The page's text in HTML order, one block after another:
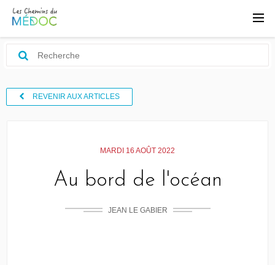
REVENIR AUX ARTICLES
MARDI 16 AOÛT 2022
Au bord de l'océan
JEAN LE GABIER